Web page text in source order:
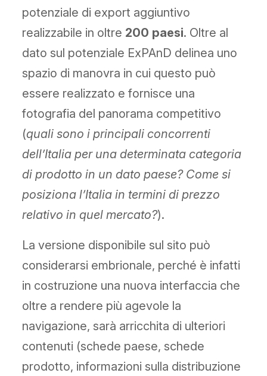
potenziale di export aggiuntivo
realizzabile in oltre 200 paesi. Oltre al
dato sul potenziale ExPAnD delinea uno
spazio di manovra in cui questo può
essere realizzato e fornisce una
fotografia del panorama competitivo
(quali sono i principali concorrenti
dell’Italia per una determinata categoria
di prodotto in un dato paese? Come si
posiziona l’Italia in termini di prezzo
relativo in quel mercato?).
La versione disponibile sul sito può
considerarsi embrionale, perché è infatti
in costruzione una nuova interfaccia che
oltre a rendere più agevole la
navigazione, sarà arricchita di ulteriori
contenuti (schede paese, schede
prodotto, informazioni sulla distribuzione